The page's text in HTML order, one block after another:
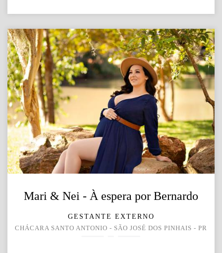
Mari & Nei - À espera por Bernardo
GESTANTE EXTERNO
CHÁCARA SANTO ANTONIO - SÃO JOSÉ DOS PINHAIS - PR